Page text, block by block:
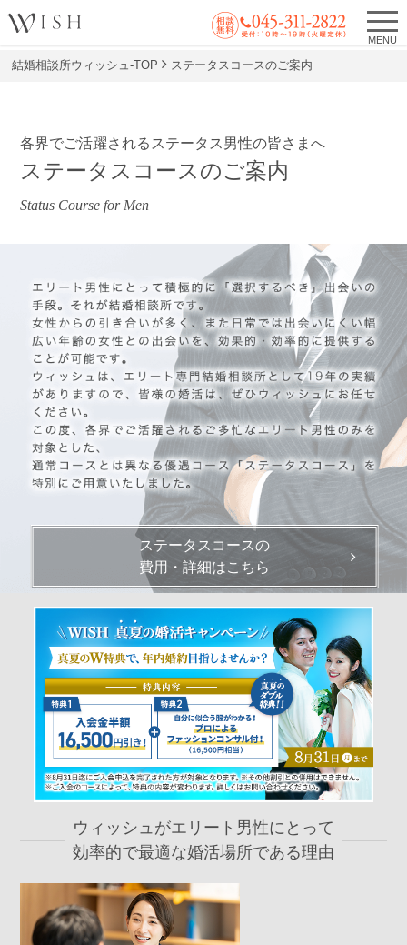
MENU
結婚相談所ウィッシュ-TOP ステータスコースのご案内
各界でご活躍されるステータス男性の皆さまへ
ステータスコースのご案内
Status Course for Men
ステータスコースの
費用・詳細はこちら
ウィッシュがエリート男性にとって
効率的で最適な婚活場所である理由